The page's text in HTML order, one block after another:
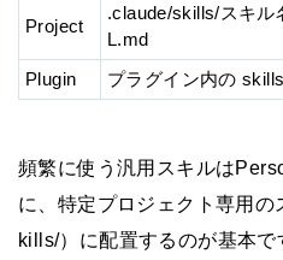
Project
.claude/skills/スキル
L.md
Plugin
プラグイン内の
頻繁に使う汎用スキルは
に、特定プロジェクト専用
kills/）に配置するのが基本